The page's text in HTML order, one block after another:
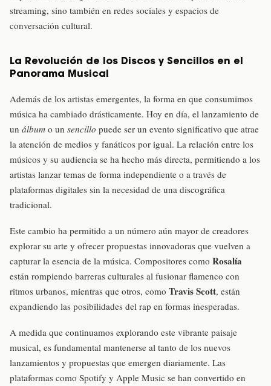
streaming, sino también en redes sociales y espacios de
conversación cultural.
La Revolución de los Discos y Sencillos en el
Panorama Musical
Además de los artistas emergentes, la forma en que consumimos
música ha cambiado drásticamente. Hoy en día, el lanzamiento de
un álbum o un sencillo puede ser un evento significativo que atrae
la atención de medios y fanáticos por igual. La relación entre los
músicos y su audiencia se ha hecho más directa, permitiendo a los
artistas lanzar temas de forma independiente o a través de
plataformas digitales sin la necesidad de una discográfica
tradicional.
Este cambio ha permitido a un número aún mayor de creadores
explorar su arte y ofrecer propuestas innovadoras que vuelven a
capturar la esencia de la música. Compositores como Rosalía
están rompiendo barreras culturales al fusionar flamenco con
ritmos urbanos, mientras que otros, como Travis Scott, están
expandiendo las posibilidades del rap en formas inesperadas.
A medida que continuamos explorando este vibrante paisaje
musical, es fundamental mantenerse al tanto de los nuevos
lanzamientos y propuestas que emergen diariamente. Las
plataformas como Spotify y Apple Music se han convertido en